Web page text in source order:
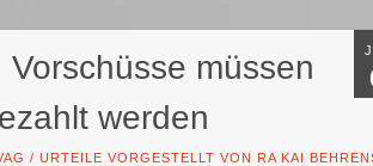
Vorschüsse müssen
werden
/ URTEILE VORGESTELLT VON RA KAI